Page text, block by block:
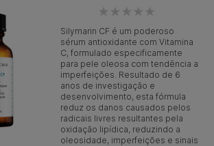
Silymarin CF é um poderoso
sérum antioxidante com Vitamina
C, formulado especificamente
para pele oleosa com tendência a
imperfeições. Resultado de 6
anos de investigação e
desenvolvimento, esta fórmula
reduz os danos causados pelos
radicais livres resultantes pela
oxidação lipídica, reduzindo a
oleosidade, imperfeições e sinais